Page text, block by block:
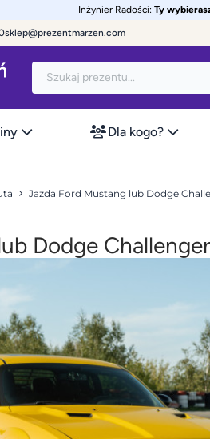
Inżynier Radości: Ty
sklep@prezentmarzen.com
Dla kogo?
Jazda Ford Mustang lub Dodge
Dodge